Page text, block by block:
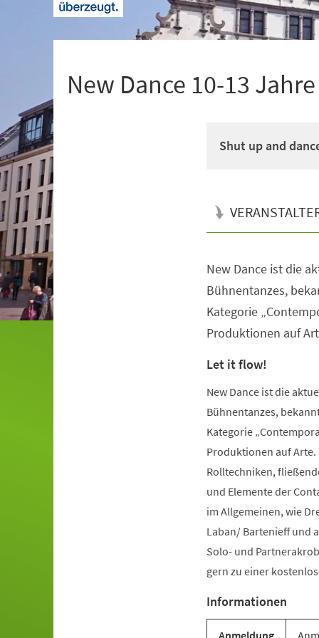
New Dance 10-13
Shut up and
New Dance ist die
Bühnentanzes,
Kategorie
Produktionen auf
Let it flow!
New Dance ist die
Bühnentanzes,
Kategorie
Produktionen auf Arte.
Rolltechniken,
und Elemente der
im Allgemeinen, wie
Laban/ Bartenieff und
Solo- und
gern zu einer
Informationen
Anmeldung